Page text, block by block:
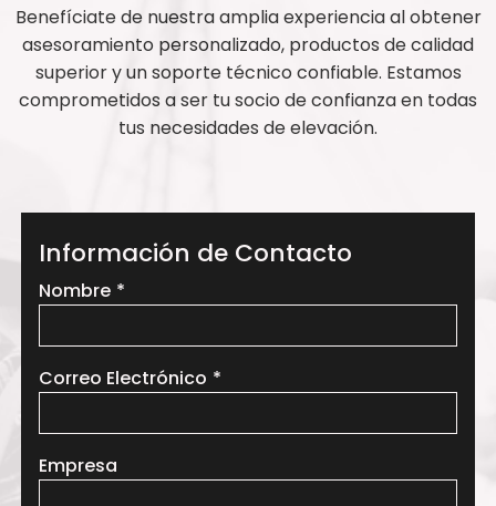
Benefíciate de nuestra amplia experiencia al obtener
asesoramiento personalizado, productos de calidad
superior y un soporte técnico confiable. Estamos
comprometidos a ser tu socio de confianza en todas
tus necesidades de elevación.
Información de Contacto
Leave
field
blank
Nombre
Correo Electrónico
Empresa